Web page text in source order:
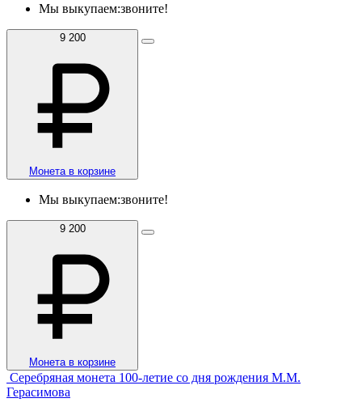
Мы выкупаем:звоните!
9 200
Монета в корзине
Мы выкупаем:звоните!
9 200
Монета в корзине
Серебряная монета 100-летие со дня рождения М.М.
Герасимова